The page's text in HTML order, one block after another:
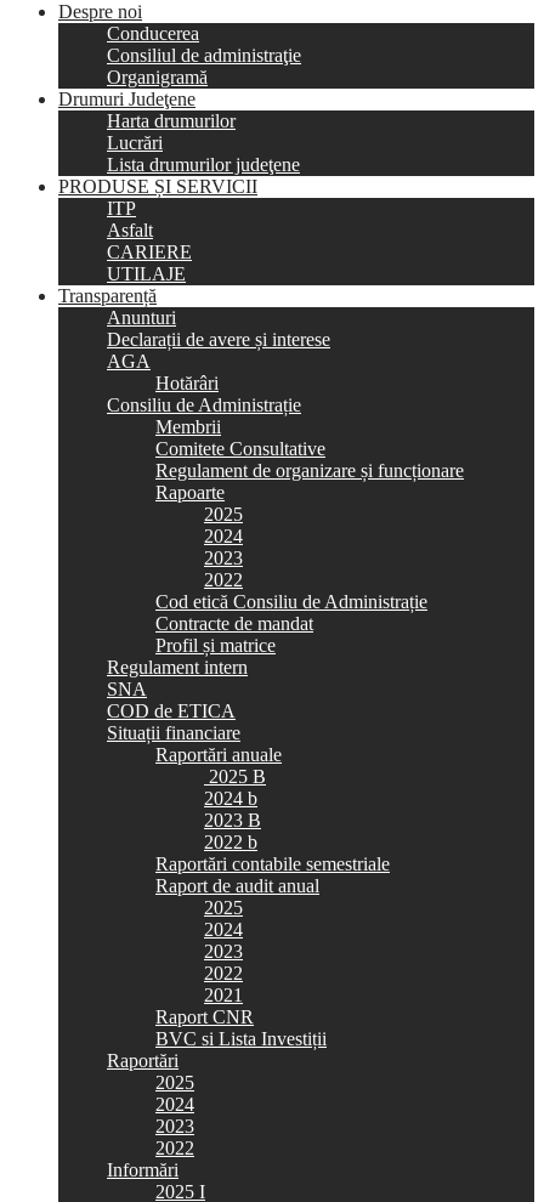
Despre noi
Conducerea
Consiliul de administraţie
Organigramă
Drumuri Judeţene
Harta drumurilor
Lucrări
Lista drumurilor judeţene
PRODUSE ȘI SERVICII
ITP
Asfalt
CARIERE
UTILAJE
Transparență
Anunturi
Declarații de avere și interese
AGA
Hotărâri
Consiliu de Administrație
Membrii
Comitete Consultative
Regulament de organizare și funcționare
Rapoarte
2025
2024
2023
2022
Cod etică Consiliu de Administrație
Contracte de mandat
Profil și matrice
Regulament intern
SNA
COD de ETICA
Situații financiare
Raportări anuale
2025 B
2024 b
2023 B
2022 b
Raportări contabile semestriale
Raport de audit anual
2025
2024
2023
2022
2021
Raport CNR
BVC si Lista Investiții
Raportări
2025
2024
2023
2022
Informări
2025 I